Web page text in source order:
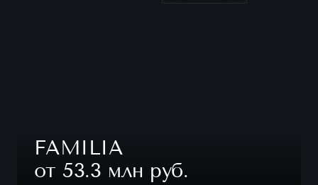
FAMILIA
от 53.3 млн руб.